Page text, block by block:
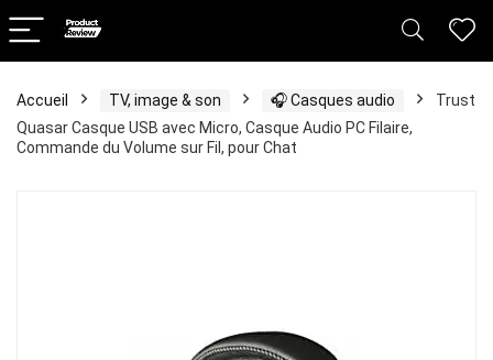
Accueil TV, image & son 🎧 Casques audio
Trust
Quasar Casque USB avec Micro, Casque Audio PC Filaire,
Commande du Volume sur Fil, pour Chat